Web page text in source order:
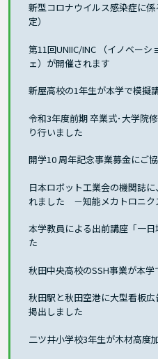
新型コロナウイルス感染症に
定）
第11回UNIIC/INC （イノベーシ
ェ）が開催されます
新屋高校の1年生が本学で模擬
令和3年度前期 卒業式･大学院
り行いました
開学10 周年記念事業募金にご
日本ロボット工業会の機関誌
れました －知能メカトロニク
本学教員による出前講座「一
た
秋田中央高校のSSH事業が本
秋田駅と秋田空港に大型看板
掲出しました
二ツ井小学校3年生が木材高度